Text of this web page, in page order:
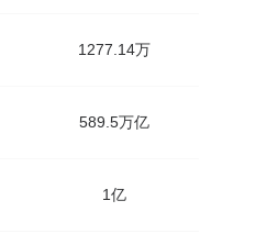
1277.14万
589.5万亿
1亿